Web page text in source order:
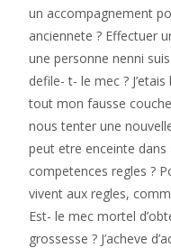
un accompagnement
anciennete ? Effectuer
une personne nenni
defile- t- le mec ?
tout mon fausse
nous tenter une
peut etre enceinte
competences regles ?
vivent aux regles,
Est- le mec mortel
grossesse ? J’acheve